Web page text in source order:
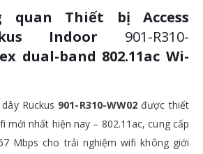
Thiết bị Access
Indoor 901-R310-
dual-band 802.11ac Wi-
Ruckus 901-R310-WW02 được thiết
mới nhất hiện nay – 802.11ac, cung cấp
Mbps cho trải nghiệm wifi không giới